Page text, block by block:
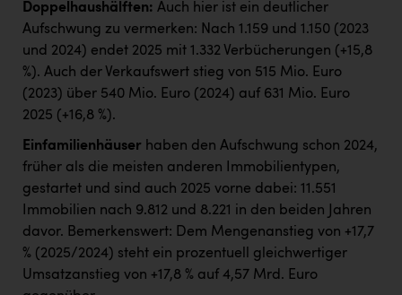
Doppelhaushälften: Auch hier ist ein deutlicher
Aufschwung zu vermerken: Nach 1.159 und 1.150 (2023
und 2024) endet 2025 mit 1.332 Verbücherungen (+15,8
%). Auch der Verkaufswert stieg von 515 Mio. Euro
(2023) über 540 Mio. Euro (2024) auf 631 Mio. Euro
2025 (+16,8 %).
Einfamilienhäuser haben den Aufschwung schon 2024,
früher als die meisten anderen Immobilientypen,
gestartet und sind auch 2025 vorne dabei: 11.551
Immobilien nach 9.812 und 8.221 in den beiden Jahren
davor. Bemerkenswert: Dem Mengenanstieg von +17,7
% (2025/2024) steht ein prozentuell gleichwertiger
Umsatzanstieg von +17,8 % auf 4,57 Mrd. Euro